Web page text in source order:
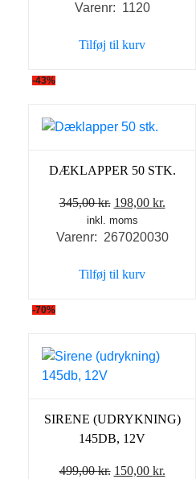
pris
49,00 kr..
Varenr: 1120
Tilføj til kurv
-43%
DÆKLAPPER 50 STK.
345,00kr. Den
oprindelige
pris
345,00 kr..
198,00 kr.
pris
inkl. moms
Varenr: 267020030
Tilføj til kurv
-70%
SIRENE (UDRYKNING)
145DB, 12V
499,00kr. Den
150,00 kr.